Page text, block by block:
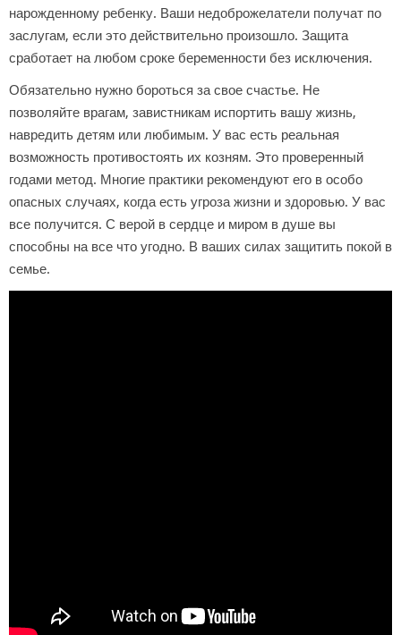
нарожденному ребенку. Ваши недоброжелатели получат по
заслугам, если это действительно произошло. Защита
сработает на любом сроке беременности без исключения.
Обязательно нужно бороться за свое счастье. Не
позволяйте врагам, завистникам испортить вашу жизнь,
навредить детям или любимым. У вас есть реальная
возможность противостоять их козням. Это проверенный
годами метод. Многие практики рекомендуют его в особо
опасных случаях, когда есть угроза жизни и здоровью. У вас
все получится. С верой в сердце и миром в душе вы
способны на все что угодно. В ваших силах защитить покой в
семье.